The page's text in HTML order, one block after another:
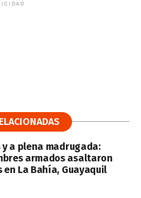
y a plena madrugada:
armados asaltaron
en La Bahía, Guayaquil